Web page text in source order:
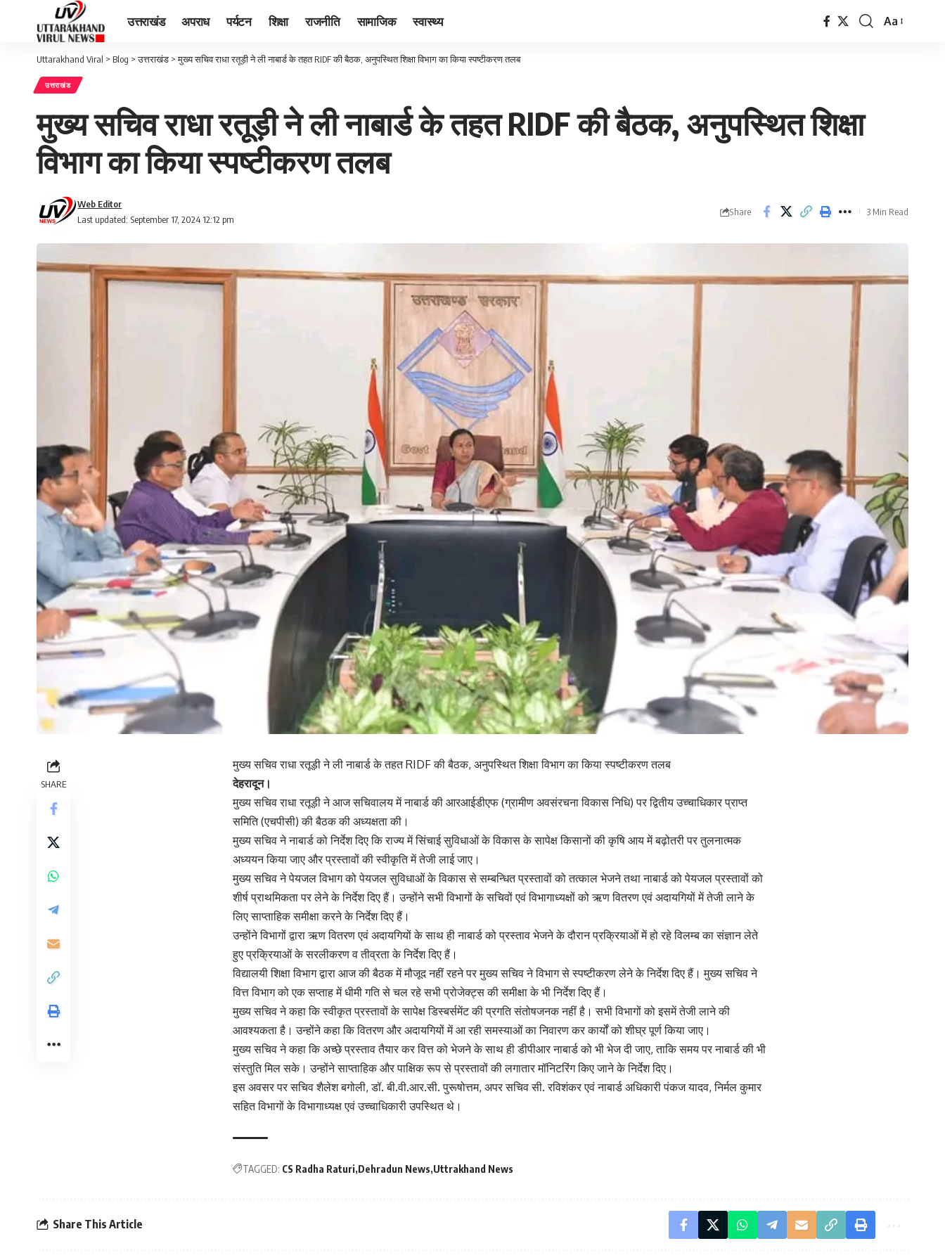
उत्तराखंड अपराध पर्यटन शिक्षा राजनीति सामाजिक स्वास्थ्य
Font
Aa
Uttarakhand Viral > Blog >उत्तराखंड >मुख्य सचिव राधा रतूड़ी ने ली नाबार्ड के तहत RIDF की बैठक, अनुपस्थित शिक्षा विभाग का किया स्पष्टीकरण तलब
उत्तराखंड
मुख्य सचिव राधा रतूड़ी ने ली नाबार्ड के तहत RIDF की बैठक, अनुपस्थित शिक्षा
विभाग का किया स्पष्टीकरण तलब
Last updated: September 17, 2024 12:12 pm
Web Editor
Share 3 Min Read
SHARE
मुख्य सचिव राधा रतूड़ी ने ली नाबार्ड के तहत RIDF की बैठक, अनुपस्थित शिक्षा विभाग का किया स्पष्टीकरण तलब
देहरादून।
मुख्य सचिव राधा रतूड़ी ने आज सचिवालय में नाबार्ड की आरआईडीएफ (ग्रामीण अवसंरचना विकास निधि) पर द्वितीय उच्चाधिकार प्राप्त
समिति (एचपीसी) की बैठक की अध्यक्षता की।
मुख्य सचिव ने नाबार्ड को निर्देश दिए कि राज्य में सिंचाई सुविधाओं के विकास के सापेक्ष किसानों की कृषि आय में बढ़ोतरी पर तुलनात्मक
अध्ययन किया जाए और प्रस्तावों की स्वीकृति में तेजी लाई जाए।
मुख्य सचिव ने पेयजल विभाग को पेयजल सुविधाओं के विकास से सम्बन्धित प्रस्तावों को तत्काल भेजने तथा नाबार्ड को पेयजल प्रस्तावों को
शीर्ष प्राथमिकता पर लेने के निर्देश दिए हैं। उन्होंने सभी विभागों के सचिवों एवं विभागाध्यक्षों को ऋण वितरण एवं अदायगियों में तेजी लाने के
लिए साप्ताहिक समीक्षा करने के निर्देश दिए हैं।
उन्होंने विभागों द्वारा ऋण वितरण एवं अदायगियों के साथ ही नाबार्ड को प्रस्ताव भेजने के दौरान प्रक्रियाओं में हो रहे विलम्ब का संज्ञान लेते
हुए प्रक्रियाओं के सरलीकरण व तीव्रता के निर्देश दिए हैं।
विद्यालयी शिक्षा विभाग द्वारा आज की बैठक में मौजूद नहीं रहने पर मुख्य सचिव ने विभाग से स्पष्टीकरण लेने के निर्देश दिए हैं। मुख्य सचिव ने
वित्त विभाग को एक सप्ताह में धीमी गति से चल रहे सभी प्रोजेक्ट्स की समीक्षा के भी निर्देश दिए हैं।
मुख्य सचिव ने कहा कि स्वीकृत प्रस्तावों के सापेक्ष डिस्बर्समेंट की प्रगति संतोषजनक नहीं है। सभी विभागों को इसमें तेजी लाने की
आवश्यकता है। उन्होंने कहा कि वितरण और अदायगियों में आ रही समस्याओं का निवारण कर कार्यों को शीघ्र पूर्ण किया जाए।
मुख्य सचिव ने कहा कि अच्छे प्रस्ताव तैयार कर वित्त को भेजने के साथ ही डीपीआर नाबार्ड को भी भेज दी जाए, ताकि समय पर नाबार्ड की भी
संस्तुति मिल सके। उन्होंने साप्ताहिक और पाक्षिक रूप से प्रस्तावों की लगातार मॉनिटरिंग किए जाने के निर्देश दिए।
इस अवसर पर सचिव शैलेश बगोली, डॉ. बी.वी.आर.सी. पुरूषोत्तम, अपर सचिव सी. रविशंकर एवं नाबार्ड अधिकारी पंकज यादव, निर्मल कुमार
सहित विभागों के विभागाध्यक्ष एवं उच्चाधिकारी उपस्थित थे।
TAGGED: CS Radha Raturi Dehradun News Uttrakhand News
Share This Article